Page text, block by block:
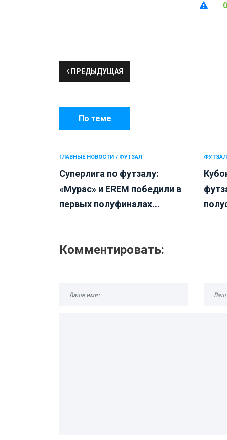
0
ПРЕДЫДУЩАЯ
По теме
ГЛАВНЫЕ НОВОСТИ / ФУТЗАЛ
Суперлига по футзалу:
«Мурас» и EREM победили в
первых полуфиналах...
ФУТЗАЛ
Комментировать: